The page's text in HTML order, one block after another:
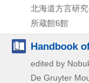
北海道方言研
所蔵館6館
Handbook
edited by
De Gruyter